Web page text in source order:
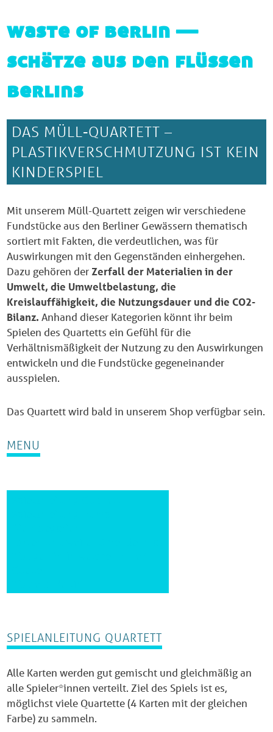
waste of berlin —
schätze aus den flüssen
berlins
DAS MÜLL-QUARTETT –
PLASTIKVERSCHMUTZUNG IST KEIN
KINDERSPIEL
Mit unserem Müll-Quartett zeigen wir verschiedene
Fundstücke aus den Berliner Gewässern thematisch
sortiert mit Fakten, die verdeutlichen, was für
Auswirkungen mit den Gegenständen einhergehen.
Dazu gehören der Zerfall der Materialien in der
Umwelt, die Umweltbelastung, die
Kreislauffähigkeit, die Nutzungsdauer und die CO2-
Bilanz. Anhand dieser Kategorien könnt ihr beim
Spielen des Quartetts ein Gefühl für die
Verhältnismäßigkeit der Nutzung zu den Auswirkungen
entwickeln und die Fundstücke gegeneinander
ausspielen.
Das Quartett wird bald in unserem Shop verfügbar sein.
MENU
SPIELANLEITUNG QUARTETT
Alle Karten werden gut gemischt und gleichmäßig an
alle Spieler*innen verteilt. Ziel des Spiels ist es,
möglichst viele Quartette (4 Karten mit der gleichen
Farbe) zu sammeln.